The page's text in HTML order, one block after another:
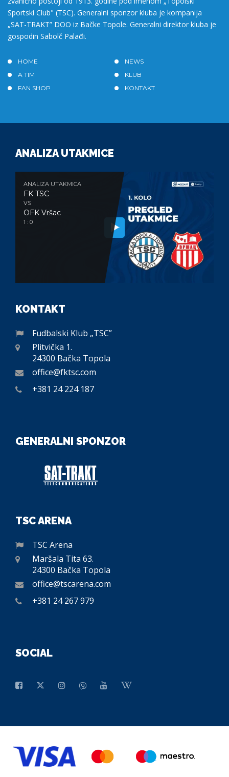
Sportski Club" (TSC). Generalni sponzor kluba je kompanija
„SAT-TRAKT” DOO iz Bačke Topole. Generalni direktor kluba je
gospodin Sabolč Palađi.
HOME
NEWS
A TIM
KLUB
FAN SHOP
KONTAKT
ANALIZA UTAKMICE
ANALIZA UTAKMICA
FK TSC
VS
OFK Vršac
1 : 0
KONTAKT
Fudbalski Klub „TSC”
Plitvička 1.
24300 Bačka Topola
office@fktsc.com
+381 24 224 187
GENERALNI SPONZOR
TSC ARENA
TSC Arena
Maršala Tita 63.
24300 Bačka Topola
office@tscarena.com
+381 24 267 979
SOCIAL